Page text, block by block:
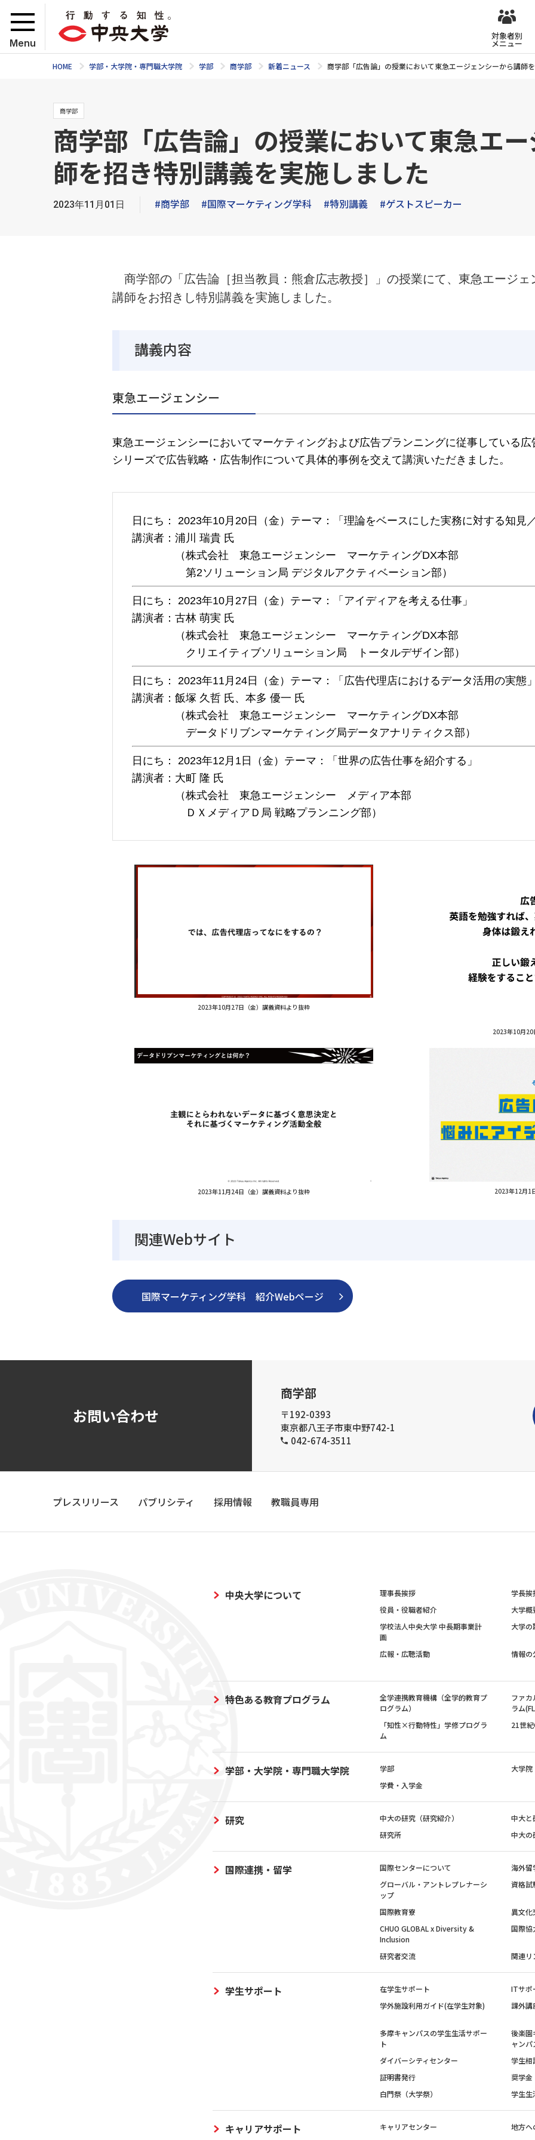
Menu
対象者別
メニュー
HOME 学部・大学院・専門職大学院 学部 商学部 新着ニュース 商学部「広告論」の授業において東急エージェンシーから講師
商学部
商学部「広告論」の授業において東急エ
師を招き特別講義を実施しました
2023年11月01日 #商学部 #国際マーケティング学科 #特別講義 #ゲストスピーカー
商学部の「広告論［担当教員：熊倉広志教授］」の授業にて、東急エージェ
講師をお招きし特別講義を実施しました。
講義内容
東急エージェンシー
東急エージェンシーにおいてマーケティングおよび広告プランニングに従事している
シリーズで広告戦略・広告制作について具体的事例を交えて講演いただきました。
日にち： 2023年10月20日（金）テーマ：「理論をベースにした実務に対する知見
講演者：浦川 瑞貴 氏
（株式会社 東急エージェンシー マーケティングDX本部
第2ソリューション局 デジタルアクティベーション部）
日にち： 2023年10月27日（金）テーマ：「アイディアを考える仕事」
講演者：古林 萌実 氏
（株式会社 東急エージェンシー マーケティングDX本部
クリエイティブソリューション局 トータルデザイン部）
日にち： 2023年11月24日（金）テーマ：「広告代理店におけるデータ活用の実態
講演者：飯塚 久哲 氏、本多 優一 氏
（株式会社 東急エージェンシー マーケティングDX本部
データドリブンマーケティング局データアナリティクス部）
日にち： 2023年12月1日（金）テーマ：「世界の広告仕事を紹介する」
講演者：大町 隆 氏
（株式会社 東急エージェンシー メディア本部
ＤＸメディアＤ局 戦略プランニング部）
2023年10月27日（金）講義資料より抜粋
2023年10月20
2023年11月24日（金）講義資料より抜粋 2023年12月1
関連Webサイト
国際マーケティング学科 紹介Webページ
お問い合わせ
商学部
〒192-0393
東京都八王子市東中野742-1
042-674-3511
プレスリリース パブリシティ 採用情報 教職員専用
中央大学について 理事長挨拶
学長挨
役員・役職者紹介
大学概
学校法人中央大学 中長期事業計
画
大学の
広報・広聴活動 情報の
特色ある教育プログラム
全学連携教育機構（全学的教育プ
ログラム）
ファカ
ラム
「知性×行動特性」学修プログラ
ム
21世
学部・大学院・専門職大学院 学部
大学院
学費・入学金
研究 中大の研究（研究紹介）
中大と
研究所
中大の
国際連携・留学 国際センターについて
海外留
グローバル・アントレプレナーシ
ップ
資格試
国際教育寮
異文化
CHUO GLOBAL x Diversity &
Inclusion
国際協
研究者交流 関連リ
学生サポート 在学生サポート
ITサポ
学外施設利用ガイド(在学生対象)
課外講
多摩キャンパスの学生生活サポー
ト
後楽園
ャン
ダイバーシティセンター
学生相
証明書発行
奨学金
白門祭（大学祭）
学生生
キャリアサポート キャリアセンター
地方へ